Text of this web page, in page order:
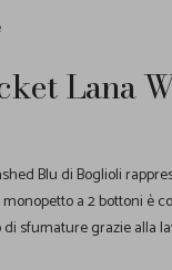
Lana
Blu di Boglioli
a 2 bottoni è
di sfumature grazie alla